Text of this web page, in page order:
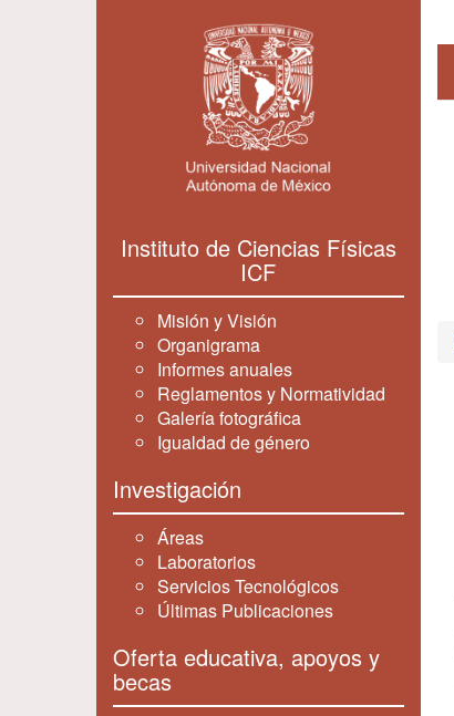
Instituto de Ciencias Físicas
ICF
Misión y Visión
Organigrama
Informes anuales
Reglamentos y Normatividad
Galería fotográfica
Igualdad de género
Investigación
Áreas
Laboratorios
Servicios Tecnológicos
Últimas Publicaciones
Oferta educativa, apoyos y
becas